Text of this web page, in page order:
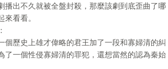
出不久就被全盤封殺，那麼該劇到底歪曲了哪
看看。
歷史上雄才偉略的君王加了一段和寡婦清的糾
一個性侵寡婦清的罪犯，還想當然的認為秦始